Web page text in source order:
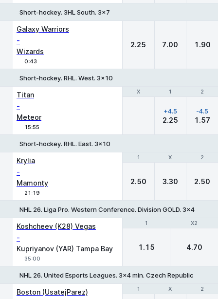
Short-hockey. 3HL South. 3x7
Galaxy Warriors
-
Wizards
0:43
2.25 7.00 1.90
Short-hockey. RHL. West. 3x10
Χ 1 2
Titan
-
Meteor
15:55
Χ 1 2
+4.5
2.25
-4.5
1.57
Short-hockey. RHL. East. 3x10
1 X 2
Krylia
-
Mamonty
21:19
1 X 2
2.50 3.30 2.50
NHL 26. Liga Pro. Western Conference. Division GOLD. 3x4 min.
1 X2
Koshcheev (K28) Vegas
-
Kupriyanov (YAR) Tampa Bay
35:00
1 X2
1.15 4.70
NHL 26. United Esports Leagues. 3x4 min. Czech Republic
1 X 2
Boston (UsatejParez) 1 X 2